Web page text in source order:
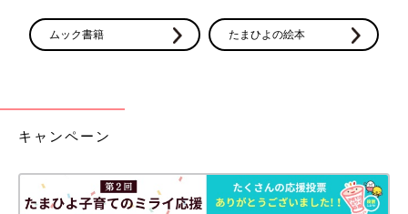
ムック書籍 たまひよの絵本
キャンペーン